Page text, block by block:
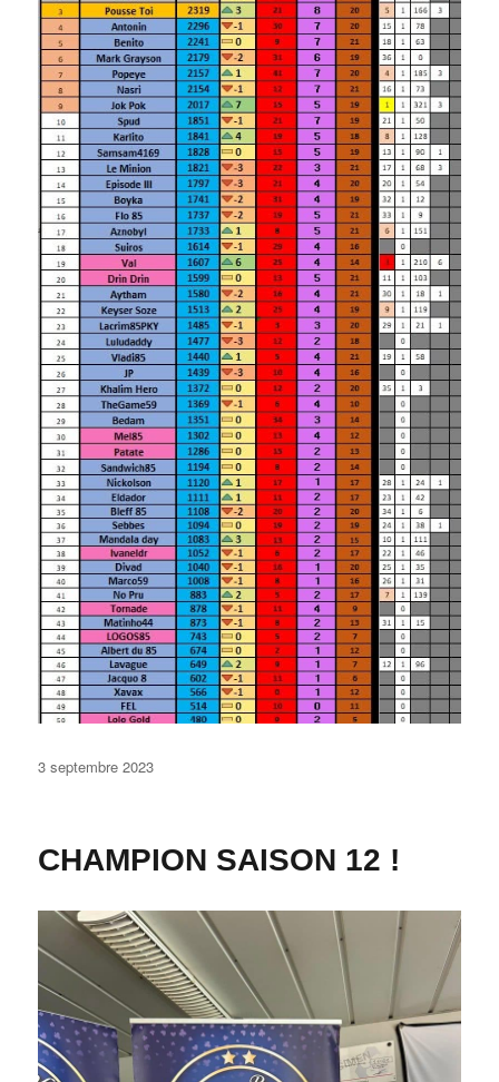
Publié
3 septembre 2023
CHAMPION SAISON 12 !